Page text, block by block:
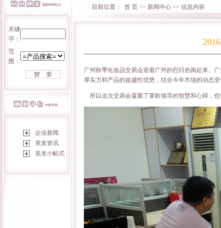
关键
字：
范
围：
企业新闻
美发资讯
美发小帖式
目前位置： 首 页 >> 新闻中心 >> 信息内容
广州秋季化妆品交易会迎着广州的烈日热闹起来。
厚实力和产品的超越性优势，结合今年市场的动态
所以这次交易会凝聚了莱欧领导的智慧和心得，